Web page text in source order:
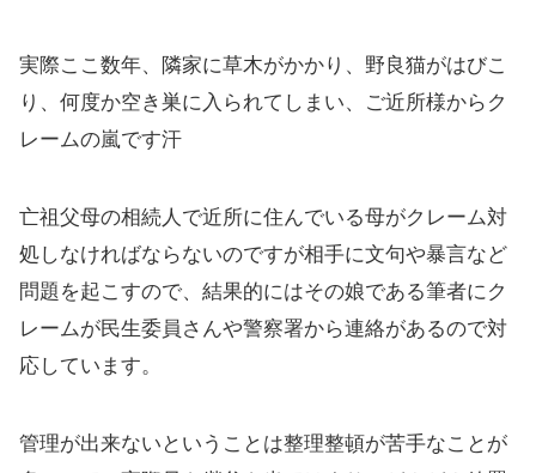
実際ここ数年、隣家に草木がかかり、野良猫がはびこ
り、何度か空き巣に入られてしまい、ご近所様からク
レームの嵐です汗
亡祖父母の相続人で近所に住んでいる母がクレーム対
処しなければならないのですが相手に文句や暴言など
問題を起こすので、結果的にはその娘である筆者にク
レームが民生委員さんや警察署から連絡があるので対
応しています。
管理が出来ないということは整理整頓が苦手なことが